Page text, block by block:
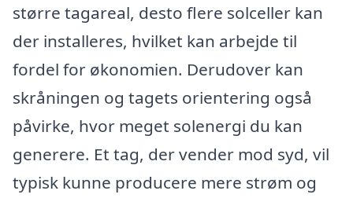
større tagareal, desto flere solceller kan
der installeres, hvilket kan arbejde til
fordel for økonomien. Derudover kan
skråningen og tagets orientering også
påvirke, hvor meget solenergi du kan
generere. Et tag, der vender mod syd, vil
typisk kunne producere mere strøm og